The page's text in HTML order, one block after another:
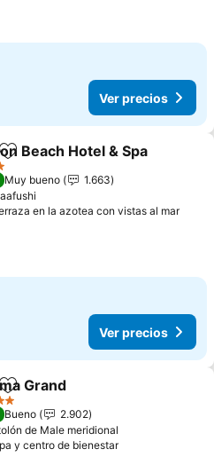
Ver precios
Agregar a favoritos
Beach Hotel & Spa
Muy bueno
1.663
en la azotea con vistas al mar
Ver precios
Agregar a favoritos
Grand
Bueno
2.902
de Male meridional
y centro de bienestar